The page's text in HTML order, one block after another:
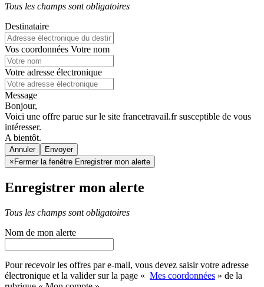
Tous les champs sont obligatoires
Destinataire
Vos coordonnées Votre nom
Votre adresse électronique
Message
Bonjour,
Voici une offre parue sur le site francetravail.fr susceptible de vous
intéresser.
A bientôt.
Annuler
×Fermer la fenêtre Enregistrer mon alerte
Enregistrer mon alerte
Tous les champs sont obligatoires
Nom de mon alerte
Pour recevoir les offres par e-mail, vous devez saisir votre adresse
électronique et la valider sur la page « Mes coordonnées » de la